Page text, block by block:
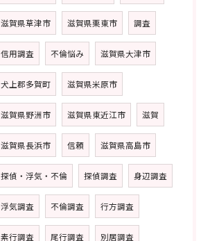
滋賀県草津市 滋賀県栗東市 調査
信用調査 不倫悩み 滋賀県大津市
犬上郡多賀町 滋賀県米原市
滋賀県野洲市 滋賀県東近江市 滋賀
滋賀県長浜市 信頼 滋賀県高島市
探偵・浮気・不倫 探偵調査 身辺調査
浮気調査 不倫調査 行方調査
素行調査 尾行調査 別居調査